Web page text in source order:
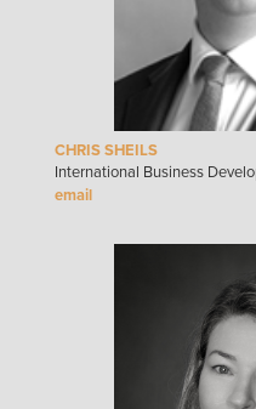
CHRIS SHEILS
International Business